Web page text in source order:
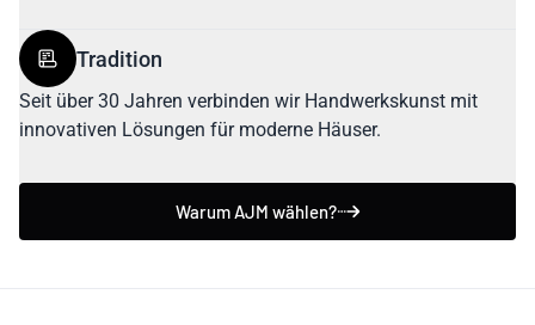
Warum AJM wählen?
Tradition
Seit über 30 Jahren verbinden wir Handwerkskunst mit
innovativen Lösungen für moderne Häuser.